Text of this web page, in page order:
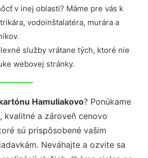
v inej oblasti? Máme pre vás k
vodoinštalatéra, murára a
služby vrátane tých, ktoré nie
webovej stránky.
Hamuliakovo? Ponúkame
kvalitné a zároveň cenovo
sú prispôsobené vašim
Neváhajte a ozvite sa